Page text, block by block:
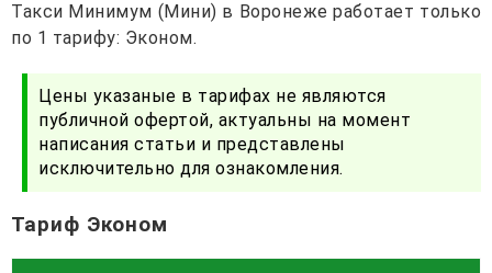
Такси Минимум (Мини) в Воронеже работает только
по 1 тарифу: Эконом.
Цены указаные в тарифах не являются
публичной офертой, актуальны на момент
написания статьи и представлены
исключительно для ознакомления.
Тариф Эконом